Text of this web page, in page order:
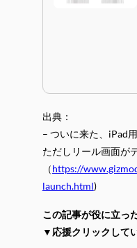
出典：
– ついに来た、iPad
ただしリール画面が
（https://
launch.html)
この記事が役に立っ
▼応援クリックして